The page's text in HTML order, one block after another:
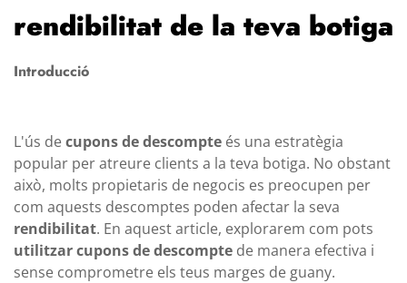
rendibilitat de la teva botiga
Introducció
L'ús decupons de descompte és una estratègia
popular per atreure clients a la teva botiga. No obstant
això, molts propietaris de negocis es preocupen per
com aquests descomptes poden afectar la seva
rendibilitat. En aquest article, explorarem com pots
utilitzar cupons de descompte de manera efectiva i
sense comprometre els teus marges de guany.